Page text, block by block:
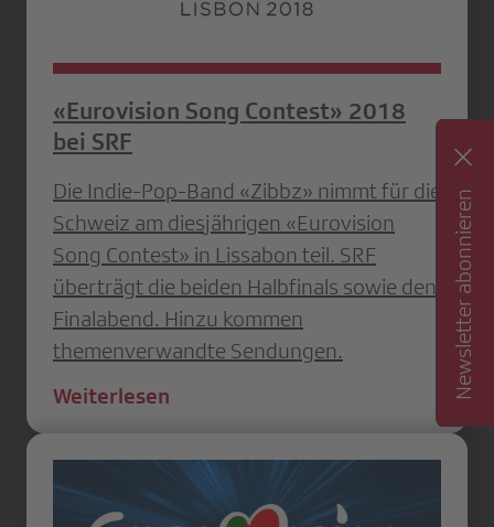
«Eurovision Song Contest» 2018
bei SRF
Die Indie-Pop-Band «Zibbz» nimmt für die
Schweiz am diesjährigen «Eurovision
Song Contest» in Lissabon teil. SRF
überträgt die beiden Halbfinals sowie den
Finalabend. Hinzu kommen
themenverwandte Sendungen.
Weiterlesen
Newsletter abonnieren